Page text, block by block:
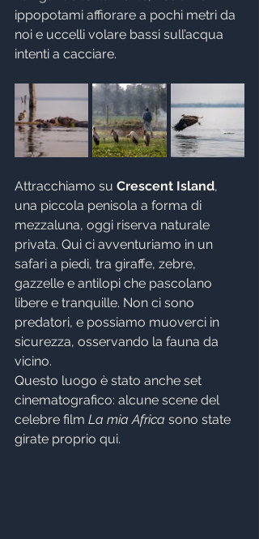
ippopotami affiorare a pochi metri da
noi e uccelli volare bassi sull’acqua
intenti a cacciare.
Attracchiamo su Crescent Island,
una piccola penisola a forma di
mezzaluna, oggi riserva naturale
privata. Qui ci avventuriamo in un
safari a piedi, tra giraffe, zebre,
gazzelle e antilopi che pascolano
libere e tranquille. Non ci sono
predatori, e possiamo muoverci in
sicurezza, osservando la fauna da
vicino.
Questo luogo è stato anche set
cinematografico: alcune scene del
celebre film La mia Africa sono state
girate proprio qui.